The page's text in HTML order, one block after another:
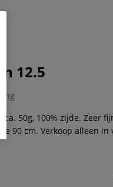
12.5
ca. 50g, 100% zijde. Zeer
90 cm. Verkoop alleen in